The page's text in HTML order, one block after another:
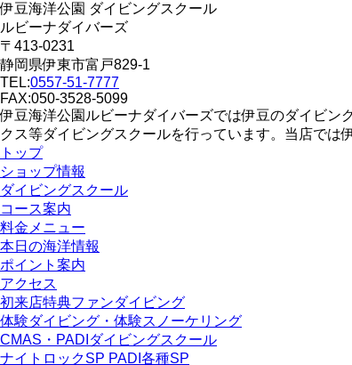
伊豆海洋公園 ダイビングスクール
ルビーナダイバーズ
〒413-0231
静岡県伊東市富戸829-1
TEL:0557-51-7777
FAX:050-3528-5099
伊豆海洋公園ルビーナダイバーズでは伊豆のダイビン
クス等ダイビングスクールを行っています。当店では
トップ
ショップ情報
ダイビングスクール
コース案内
料金メニュー
本日の海洋情報
ポイント案内
アクセス
初来店特典ファンダイビング
体験ダイビング・体験スノーケリング
CMAS・PADIダイビングスクール
ナイトロックSP PADI各種SP